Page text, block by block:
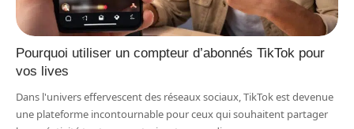
Pourquoi utiliser un compteur d’abonnés TikTok pour
vos lives
Dans l'univers effervescent des réseaux sociaux, TikTok est devenue
une plateforme incontournable pour ceux qui souhaitent partager